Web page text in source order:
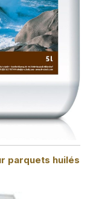
parquets huilés